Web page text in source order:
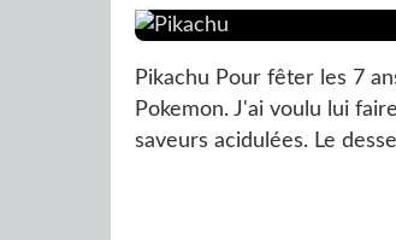
Pikachu Pour fêter les 7
Pokemon. J'ai voulu lui
saveurs acidulées. Le